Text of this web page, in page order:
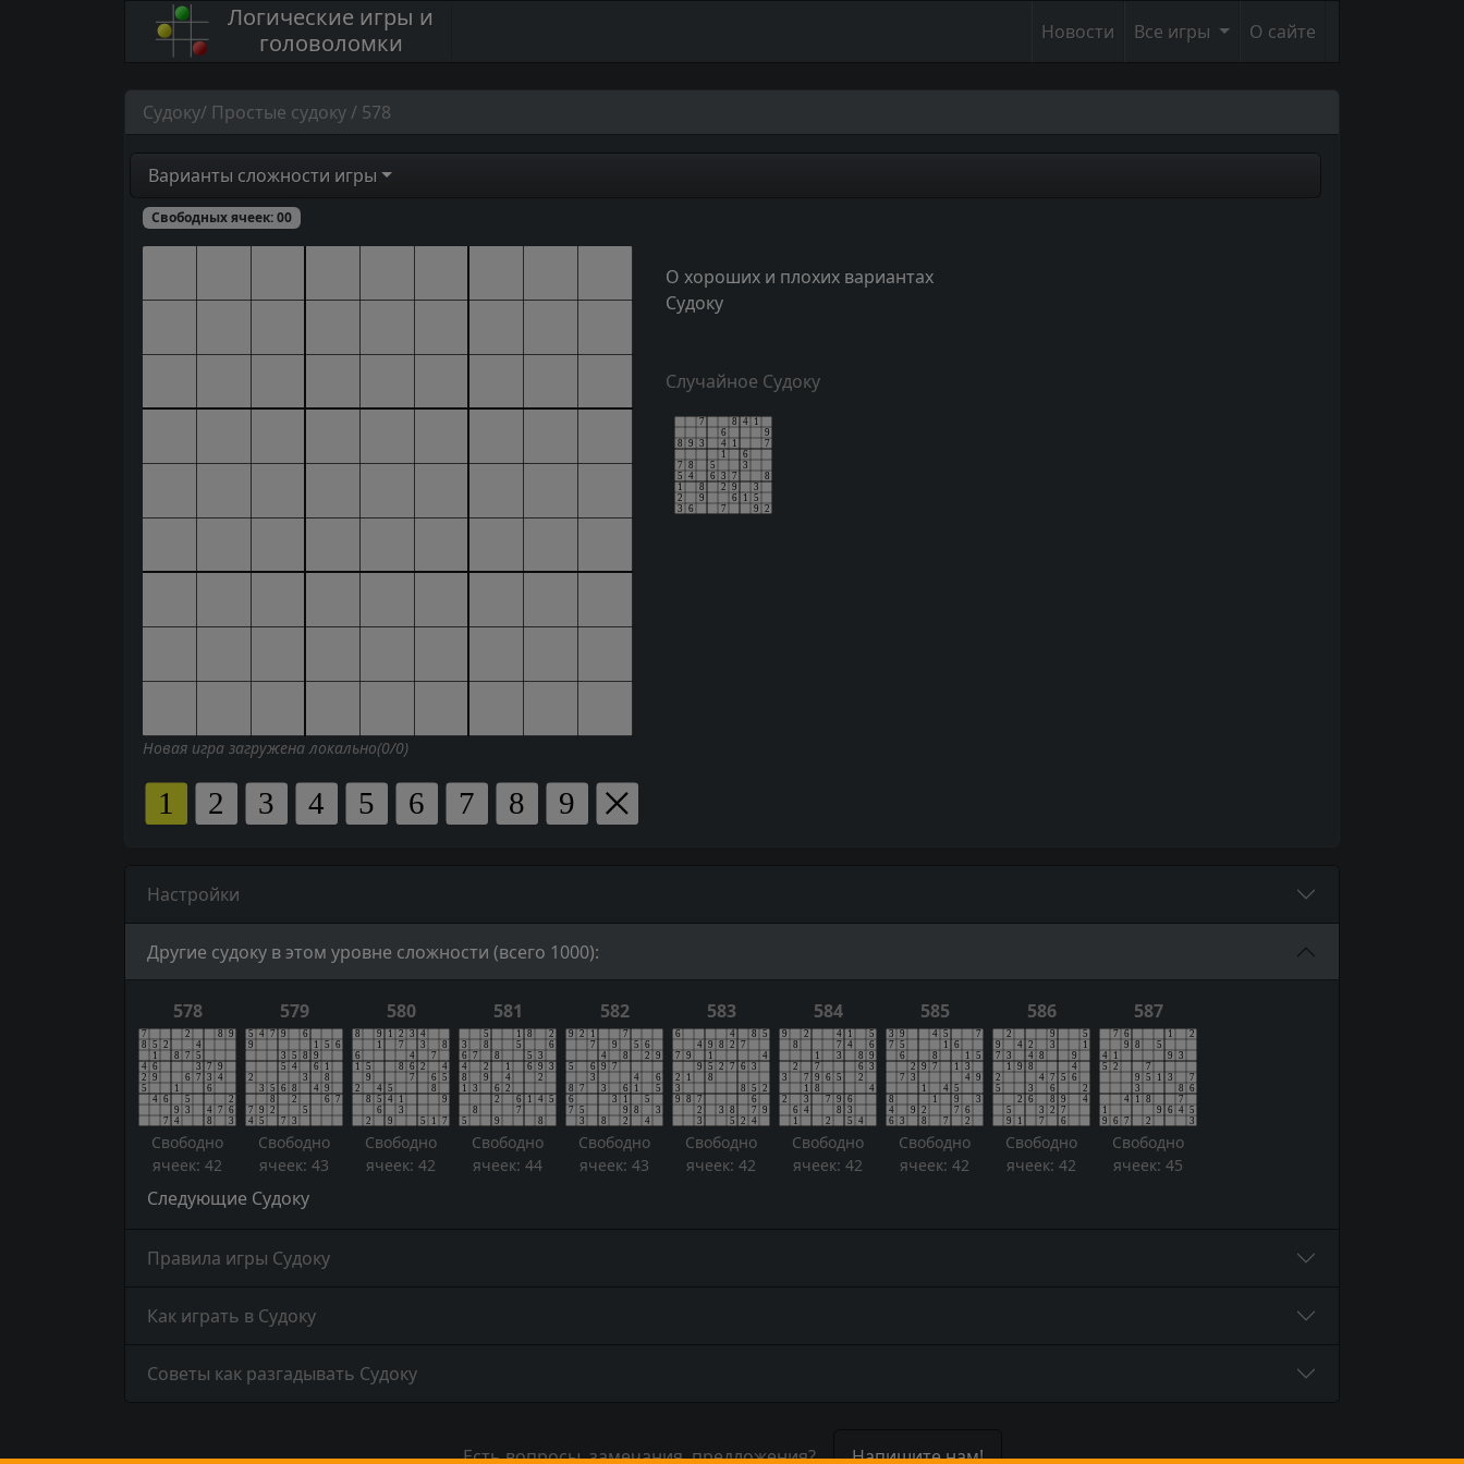
Логические игры и
головоломки
Новости Все игры О сайте
Судоку/ Простые судоку / 578
Варианты сложности игры
Свободных ячеек:00
Новая игра загружена локально(0/0)
О хороших и плохих вариантах
Судоку
Случайное Судоку
Настройки
Другие судоку в этом уровне сложности (всего 1000):
578
Свободно
ячеек: 42
579
Свободно
ячеек: 43
580
Свободно
ячеек: 42
581
Свободно
ячеек: 44
582
Свободно
ячеек: 43
583
Свободно
ячеек: 42
584
Свободно
ячеек: 42
585
Свободно
ячеек: 42
586
Свободно
ячеек: 42
587
Свободно
ячеек: 45
Следующие Судоку
Правила игры Судоку
Как играть в Судоку
Советы как разгадывать Судоку
Есть вопросы, замечания, предложения? Напишите нам!